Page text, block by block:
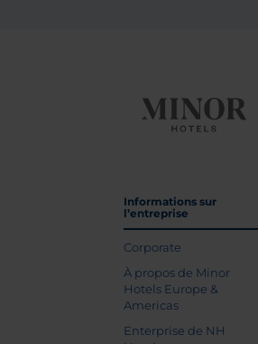
Informations sur
l’entreprise
Corporate
À propos de Minor
Hotels Europe &
Americas
Enterprise de NH